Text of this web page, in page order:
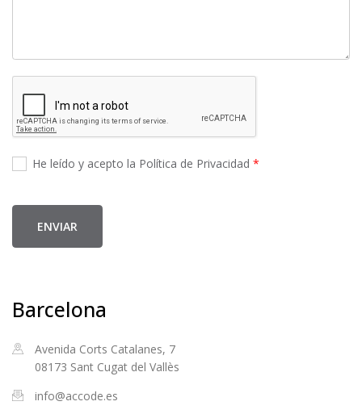
He leído y acepto la Política de Privacidad *
ENVIAR
Barcelona
Avenida Corts Catalanes, 7
08173 Sant Cugat del Vallès
info@accode.es